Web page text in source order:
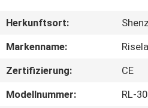
SHOW
UNS
Herkunftsort:
Markenname:
Zertifizierung:
CE
Modellnummer:
RL-